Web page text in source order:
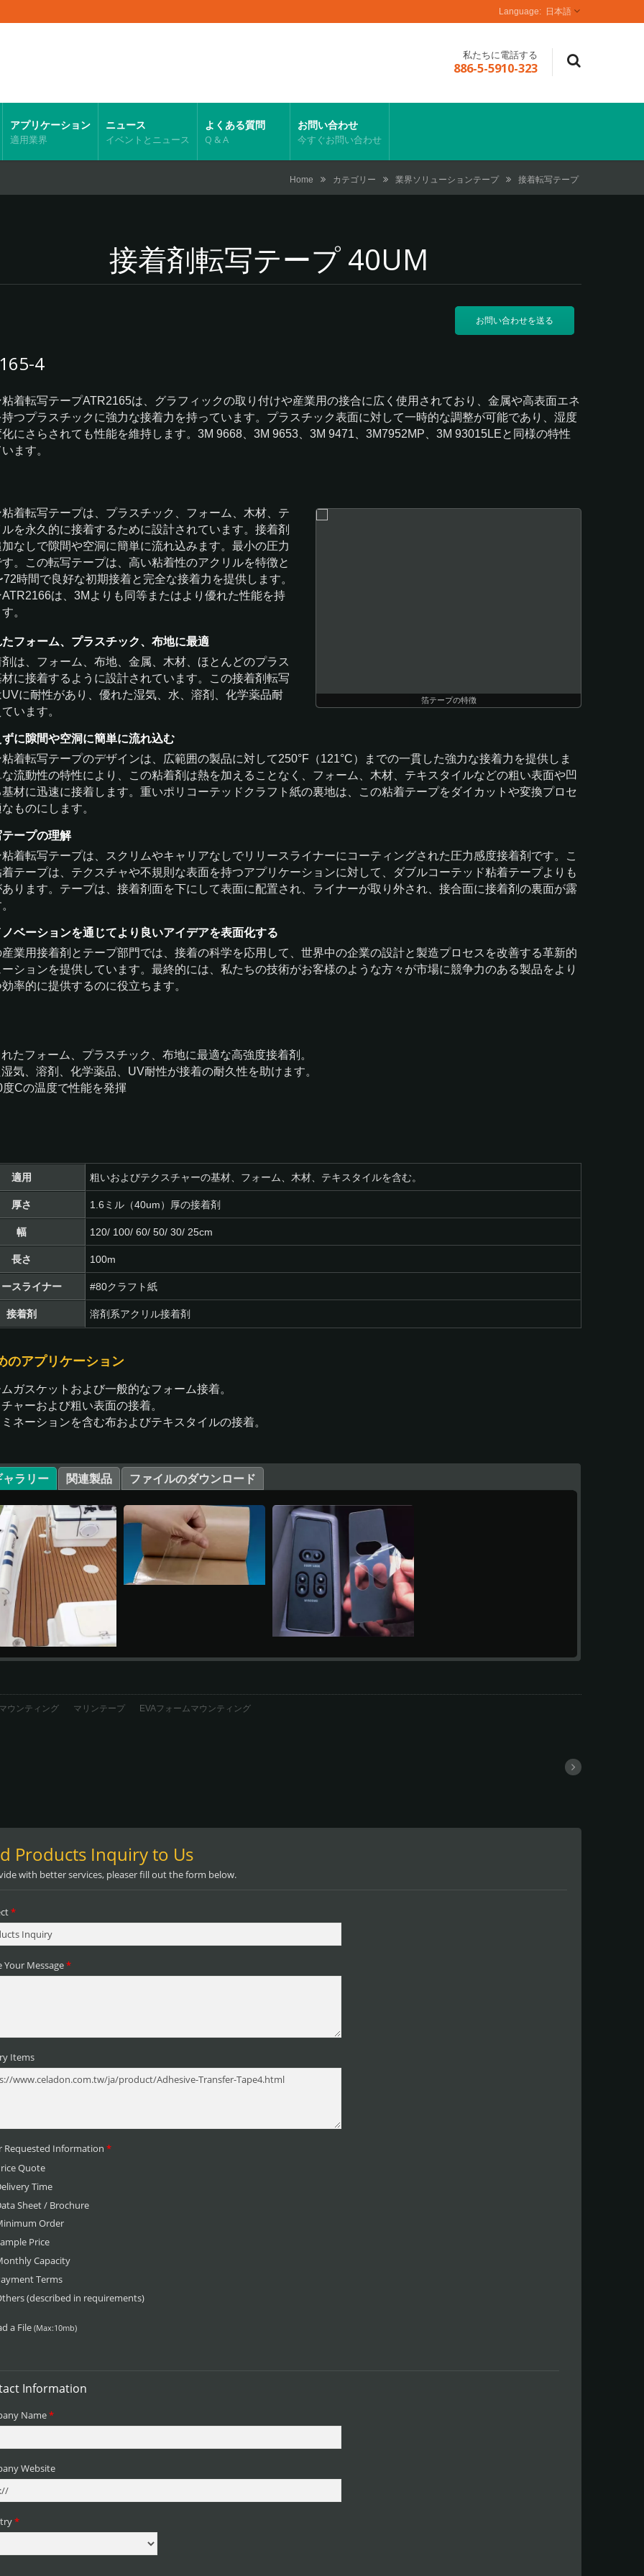
日本語
私たちに電話する
886-5-5910-323
アプリケーション
適用業界
ニュース
イベントとニュース
よくある質問
Q & A
お問い合わせ
今すぐお問い合わせ
Home カテゴリー 業界ソリューションテープ 接着転写テープ
接着剤転写テープ 40UM
お問い合わせを送る
4
着転写テープATR2165は、グラフィックの取り付けや産業用の接合に広く使用されており、金属や高表面エネ
つプラスチックに強力な接着力を持っています。プラスチック表面に対して一時的な調整が可能であり、湿度
にさらされても性能を維持します。3M 9668、3M 9653、3M 9471、3M7952MP、3M 93015LEと同様の特性
ます。
箔テープの特徴
着転写テープは、プラスチック、フォーム、木材、テ
を永久的に接着するために設計されています。接着剤
なしで隙間や空洞に簡単に流れ込みます。最小の圧力
。この転写テープは、高い粘着性のアクリルを特徴と
時間で良好な初期接着と完全な接着力を提供します。
は、3Mよりも同等またはより優れた性能を持
。
フォーム、プラスチック、布地に最適
は、フォーム、布地、金属、木材、ほとんどのプラス
に接着するように設計されています。この接着剤転写
に耐性があり、優れた湿気、水、溶剤、化学薬品耐
います。
に隙間や空洞に簡単に流れ込む
着転写テープのデザインは、広範囲の製品に対して250°F（121°C）までの一貫した強力な接着力を提供しま
流動性の特性により、この粘着剤は熱を加えることなく、フォーム、木材、テキスタイルなどの粗い表面や凹
材に迅速に接着します。重いポリコーテッドクラフト紙の裏地は、この粘着テープをダイカットや変換プロセ
ものにします。
ープの理解
着転写テープは、スクリムやキャリアなしでリリースライナーにコーティングされた圧力感度接着剤です。こ
テープは、テクスチャや不規則な表面を持つアプリケーションに対して、ダブルコーテッド粘着テープよりも
ります。テープは、接着剤面を下にして表面に配置され、ライナーが取り外され、接合面に接着剤の裏面が露
ベーションを通じてより良いアイデアを表面化する
業用接着剤とテープ部門では、接着の科学を応用して、世界中の企業の設計と製造プロセスを改善する革新的
ションを提供しています。最終的には、私たちの技術がお客様のような方々が市場に競争力のある製品をより
率的に提供するのに役立ちます。
たフォーム、プラスチック、布地に最適な高強度接着剤。
気、溶剤、化学薬品、UV耐性が接着の耐久性を助けます。
度Cの温度で性能を発揮
適用 粗いおよびテクスチャーの基材、フォーム、木材、テキスタイルを含む。
厚さ 1.6ミル（40um）厚の接着剤
幅 120/ 100/ 60/ 50/ 30/ 25cm
長さ 100m
スライナー #80クラフト紙
接着剤 溶剤系アクリル接着剤
のアプリケーション
ガスケットおよび一般的なフォーム接着。
ャーおよび粗い表面の接着。
ネーションを含む布およびテキスタイルの接着。
ャラリー 関連製品 ファイルのダウンロード
ウンティング マリンテープ EVAフォームマウンティング